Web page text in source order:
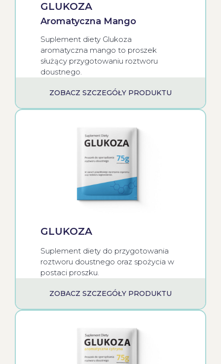
GLUKOZA
Aromatyczna Mango
Suplement diety Glukoza
aromatyczna mango to proszek
służący przygotowaniu roztworu
doustnego.
ZOBACZ SZCZEGÓŁY PRODUKTU
GLUKOZA
Suplement diety do przygotowania
roztworu doustnego oraz spożycia w
postaci proszku.
ZOBACZ SZCZEGÓŁY PRODUKTU